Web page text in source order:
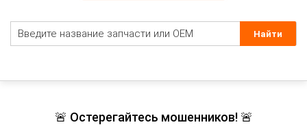
🚨 Остерегайтесь мошенников! 🚨